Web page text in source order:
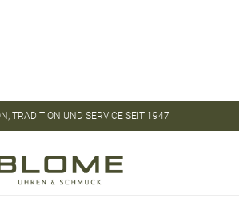
TRADITION UND SERVICE SEIT 1947